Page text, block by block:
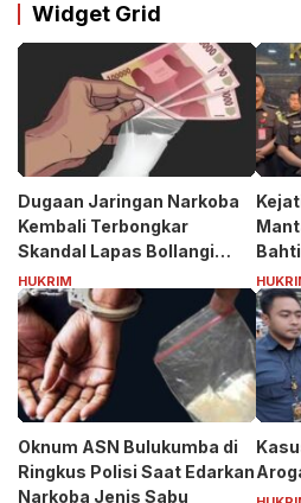
Widget Grid
Dugaan Jaringan Narkoba
Kembali Terbongkar
Skandal Lapas Bollangi
Siapa Puang ASS?
HUKRIM
Bibit
Oknum ASN Bulukumba di
Ringkus Polisi Saat Edarkan
Narkoba Jenis Sabu